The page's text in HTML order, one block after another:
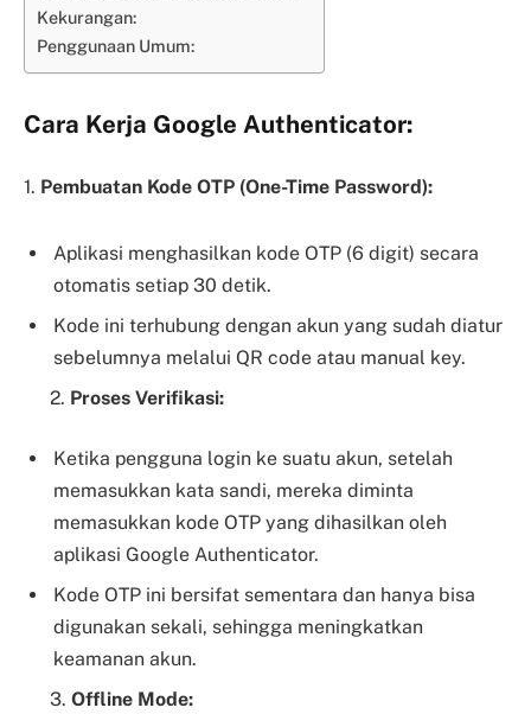
Kekurangan:
Penggunaan Umum:
Cara Kerja Google Authenticator:
1. Pembuatan Kode OTP (One-Time Password):
Aplikasi menghasilkan kode OTP (6 digit) secara
otomatis setiap 30 detik.
Kode ini terhubung dengan akun yang sudah diatur
sebelumnya melalui QR code atau manual key.
2. Proses Verifikasi:
Ketika pengguna login ke suatu akun, setelah
memasukkan kata sandi, mereka diminta
memasukkan kode OTP yang dihasilkan oleh
aplikasi Google Authenticator.
Kode OTP ini bersifat sementara dan hanya bisa
digunakan sekali, sehingga meningkatkan
keamanan akun.
3. Offline Mode: